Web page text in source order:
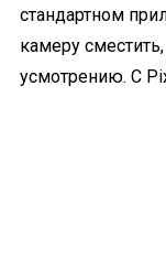
стандартном
камеру
усмотрению. С